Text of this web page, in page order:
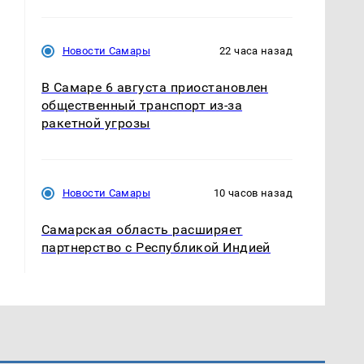
Новости Самары 22 часа назад
В Самаре 6 августа приостановлен
общественный транспорт из-за
ракетной угрозы
Новости Самары 10 часов назад
Самарская область расширяет
партнерство с Республикой Индией